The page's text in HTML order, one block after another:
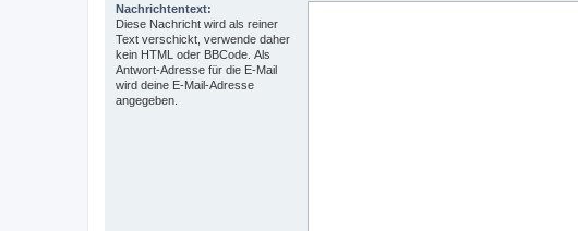
Nachrichtentext:
Diese Nachricht wird als reiner
Text verschickt, verwende daher
kein HTML oder BBCode. Als
Antwort-Adresse für die E-Mail
wird deine E-Mail-Adresse
angegeben.